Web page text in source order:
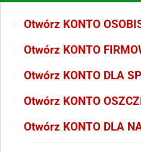
Otwórz KONTO
Otwórz KONTO
Otwórz KONTO DLA
Otwórz KONTO
Otwórz KONTO DLA